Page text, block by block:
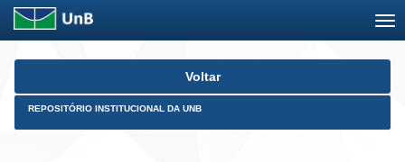
Skip
Voltar
REPOSITÓRIO INSTITUCIONAL DA UNB